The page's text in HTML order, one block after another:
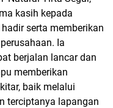
kasih kepada
serta memberikan
Ia
berjalan lancar dan
memberikan
baik melalui
terciptanya lapangan